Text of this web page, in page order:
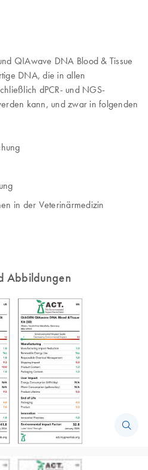
QIAwave DNA Blood & Tissue
DNA, die in allen
dPCR- und NGS-
kann, und zwar in folgenden
in der Veterinärmedizin
Abbildungen